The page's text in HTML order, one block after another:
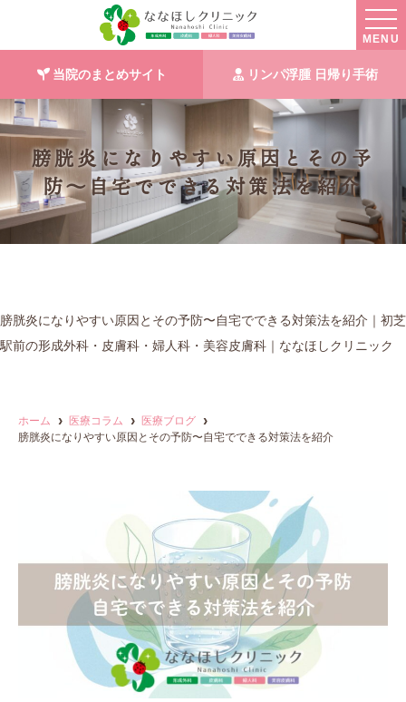
MENU
当院のまとめサイト リンパ浮腫 日帰り手術
膀胱炎になりやすい原因とその予
防〜自宅でできる対策法を紹介
膀胱炎になりやすい原因とその予防〜自宅でできる対策法を紹介｜初芝
駅前の形成外科・皮膚科・婦人科・美容皮膚科｜ななほしクリニック
ホーム 医療コラム
医療ブログ
膀胱炎になりやすい原因とその予防〜自宅でできる対策法を紹介